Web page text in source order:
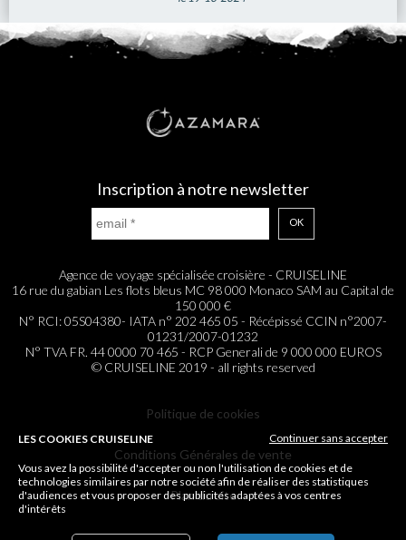
LES COOKIES CRUISELINE Continuer sans accepter
Vous avez la possibilité d'accepter ou non l'utilisation de cookies et de
technologies similaires par notre société afin de réaliser des statistiques
d'audiences et vous proposer des publicités adaptées à vos centres
d'intérêts
Inscription à notre newsletter
OK
Agence de voyage spécialisée croisière - CRUISELINE
16 rue du gabian Les flots bleus MC 98 000 Monaco SAM au Capital de
150 000 €
N° RCI: 05S04380- IATA n° 202 465 05 - Récépissé CCIN n°2007-
01231/2007-01232
N° TVA FR. 44 0000 70 465 - RCP Generali de 9 000 000 EUROS
© CRUISELINE 2019 - all rights reserved
Politique de cookies
Conditions Générales de vente
Plan du site